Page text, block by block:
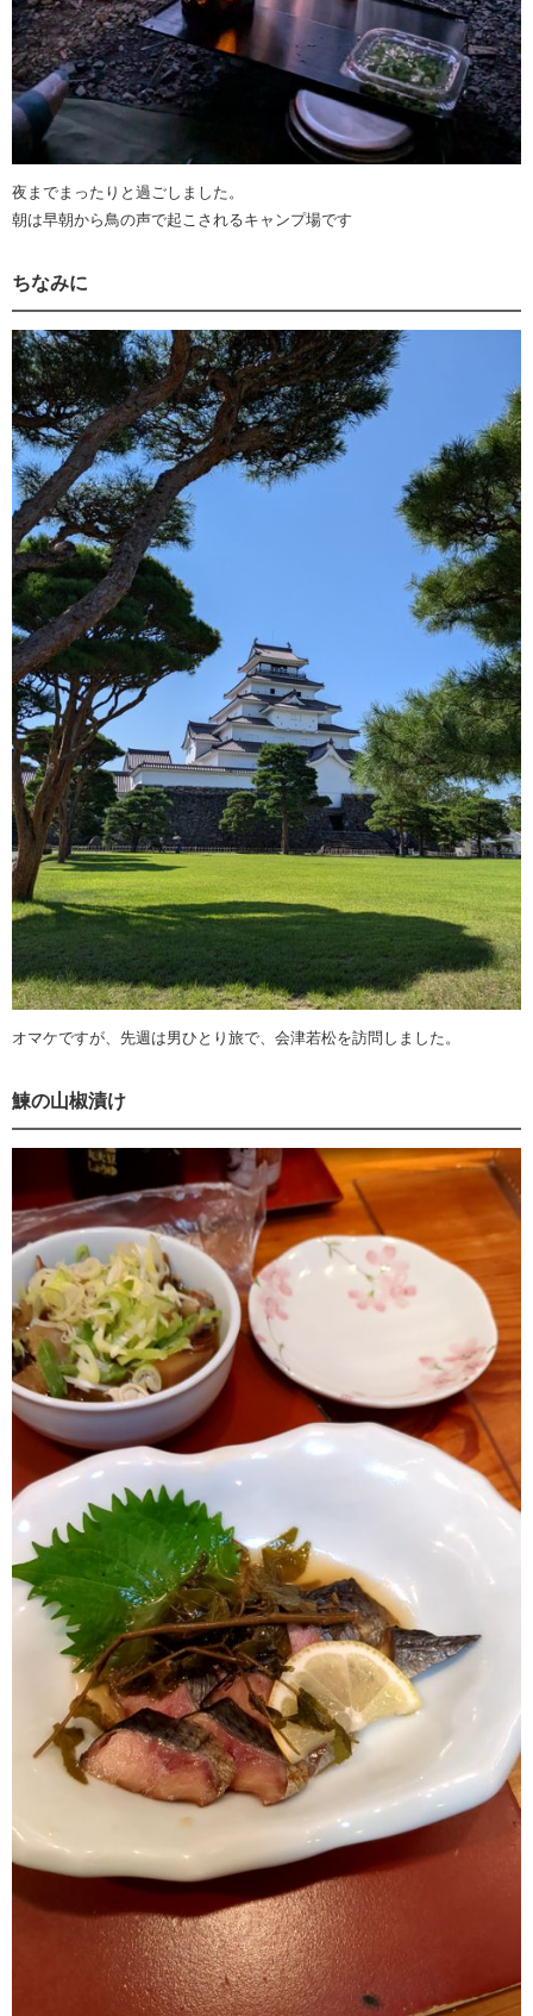
夜までまったりと過ごしました。
朝は早朝から鳥の声で起こされるキャンプ場です
ちなみに
オマケですが、先週は男ひとり旅で、会津若松を訪問しました。
鰊の山椒漬け